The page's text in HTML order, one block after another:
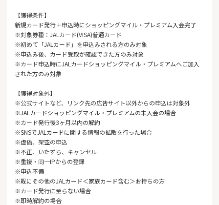
【獲得条件】
新規カード発行＋申込時にショッピングマイル・プレミアム入会完了
※対象券種：JALカード(VISA)普通カード
※初めて「JALカード」を申込みされる方のみ対象
※申込み後、カード受取が確認できた方のみ対象
※カード申込時にJALカードショッピングマイル・プレミアムへご加入
された方のみ対象
【獲得対象外】
※公式サイトなど、リンク先の広告サイト以外からの申込は対象外
※JALカードショッピングマイル・プレミアムの未入会の場合
※カード発行後3ヶ月以内の解約
※SNSでJALカードに関する情報の拡散を行った場合
※虚偽、架空の申込
※不正、いたずら、キャンセル
※重複・同一IPからの登録
※申込不備
※既にその他のJALカード＜家族カード含む＞お持ちの方
※カード発行に至らない場合
※即時解約の場合